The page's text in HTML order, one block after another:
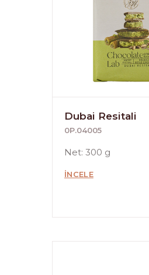
Dubai Resitali
0P.04005
Net: 300 g
İNCELE